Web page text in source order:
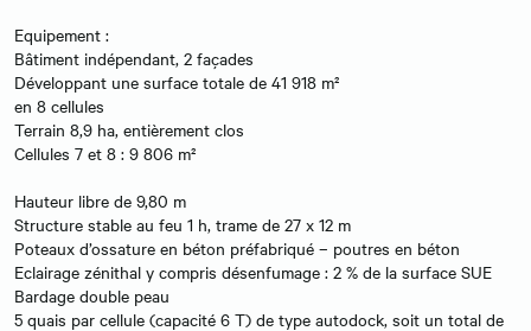
Equipement :
Bâtiment indépendant, 2 façades
Développant une surface totale de 41 918 m²
en 8 cellules
Terrain 8,9 ha, entièrement clos
Cellules 7 et 8 : 9 806 m²
Hauteur libre de 9,80 m
Structure stable au feu 1 h, trame de 27 x 12 m
Poteaux d’ossature en béton préfabriqué – poutres en béton
Eclairage zénithal y compris désenfumage : 2 % de la surface SUE
Bardage double peau
5 quais par cellule (capacité 6 T) de type autodock, soit un total de